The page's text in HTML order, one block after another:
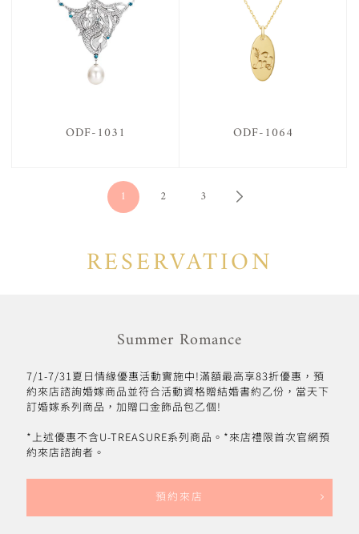
ODF-1031 ODF-1064
1 2 3
RESERVATION
Summer Romance
7/1-7/31夏日情緣優惠活動實施中!滿額最高享83折優惠，預
約來店諮詢婚嫁商品並符合活動資格贈結婚書約乙份，當天下
訂婚嫁系列商品，加贈口金飾品包乙個!
*上述優惠不含U-TREASURE系列商品。*來店禮限首次官網預
約來店諮詢者。
預約來店